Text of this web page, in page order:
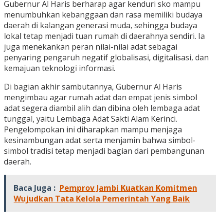
Gubernur Al Haris berharap agar kenduri sko mampu
menumbuhkan kebanggaan dan rasa memiliki budaya
daerah di kalangan generasi muda, sehingga budaya
lokal tetap menjadi tuan rumah di daerahnya sendiri. Ia
juga menekankan peran nilai-nilai adat sebagai
penyaring pengaruh negatif globalisasi, digitalisasi, dan
kemajuan teknologi informasi.
Di bagian akhir sambutannya, Gubernur Al Haris
mengimbau agar rumah adat dan empat jenis simbol
adat segera diambil alih dan dibina oleh lembaga adat
tunggal, yaitu Lembaga Adat Sakti Alam Kerinci.
Pengelompokan ini diharapkan mampu menjaga
kesinambungan adat serta menjamin bahwa simbol-
simbol tradisi tetap menjadi bagian dari pembangunan
daerah.
Baca Juga : Pemprov Jambi Kuatkan Komitmen
Wujudkan Tata Kelola Pemerintah Yang Baik